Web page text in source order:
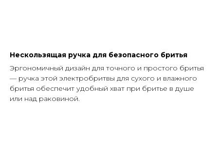
Нескользящая ручка для безопасного бритья
Эргономичный дизайн для точного и простого бритья
— ручка этой электробритвы для сухого и влажного
бритья обеспечит удобный хват при бритье в душе
или над раковиной.